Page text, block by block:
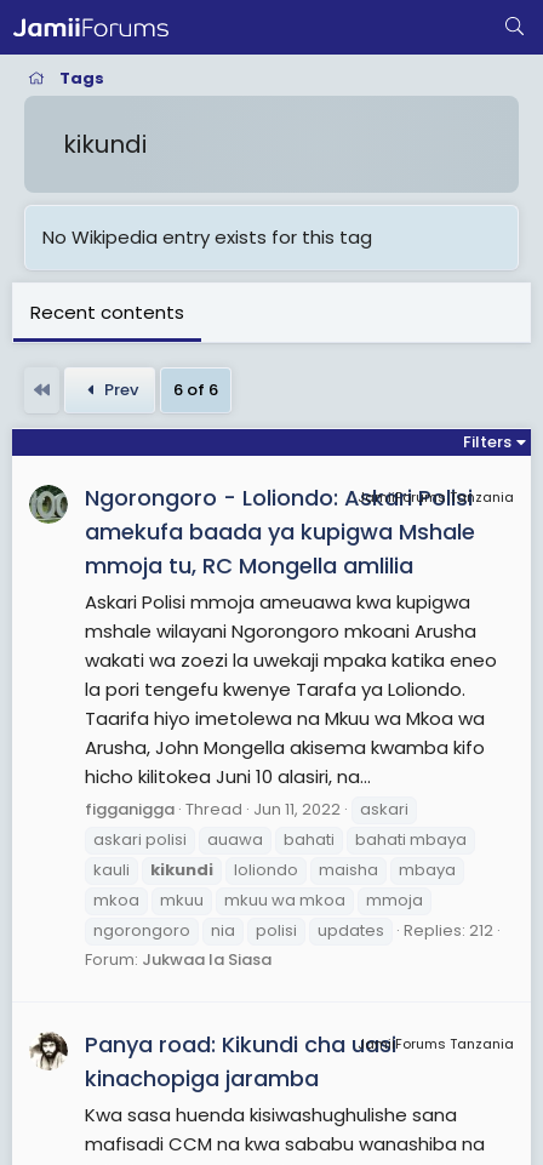
Tags
kikundi
No Wikipedia entry exists for this tag
Recent contents
Prev 6 of 6
Filters
JamiiForums Tanzania
Ngorongoro - Loliondo: Askari Polisi
amekufa baada ya kupigwa Mshale
mmoja tu, RC Mongella amlilia
Askari Polisi mmoja ameuawa kwa kupigwa
mshale wilayani Ngorongoro mkoani Arusha
wakati wa zoezi la uwekaji mpaka katika eneo
la pori tengefu kwenye Tarafa ya Loliondo.
Taarifa hiyo imetolewa na Mkuu wa Mkoa wa
Arusha, John Mongella akisema kwamba kifo
hicho kilitokea Juni 10 alasiri, na...
figganigga Thread Jun 11, 2022
askari
askari polisi
auawa bahati
bahati mbaya
kauli
kikundi loliondo maisha
mbaya
mkoa
mkuu mkuu wa mkoa
mmoja
ngorongoro
nia polisi updates
Replies: 212
Forum: Jukwaa la Siasa
JamiiForums Tanzania
Panya road: Kikundi cha uasi
kinachopiga jaramba
Kwa sasa huenda kisiwashughulishe sana
mafisadi CCM na kwa sababu wanashiba na